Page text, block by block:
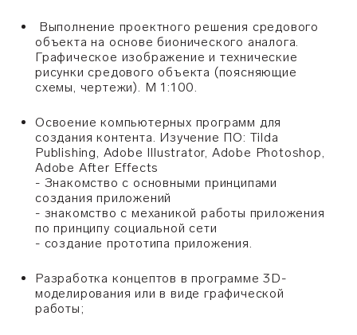
Выполнение проектного решения средового
объекта на основе бионического аналога.
Графическое изображение и технические
рисунки средового объекта (поясняющие
схемы, чертежи). М 1:100.
Освоение компьютерных программ для
создания контента. Изучение ПО: Tilda
Publishing, Adobe Illustrator, Adobe Photoshop,
Adobe After Effects
- Знакомство с основными принципами
создания приложений
- знакомство с механикой работы приложения
по принципу социальной сети
- создание прототипа приложения.
Разработка концептов в программе 3D-
моделирования или в виде графической
работы;